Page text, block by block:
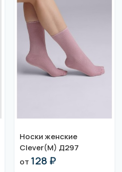
Носки женские
Clever(M) Д297
от 128 ₽